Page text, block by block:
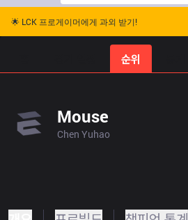
🌟 LCK 프로게이머에게 과외 받기!
순위
Mouse
Chen Yuhao